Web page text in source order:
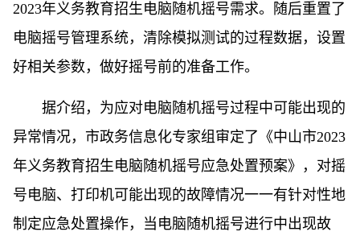
2023年义务教育招生电脑随机摇号需求。随后重置了
电脑摇号管理系统，清除模拟测试的过程数据，设置
好相关参数，做好摇号前的准备工作。
据介绍，为应对电脑随机摇号过程中可能出现的
异常情况，市政务信息化专家组审定了《中山市2023
年义务教育招生电脑随机摇号应急处置预案》，对摇
号电脑、打印机可能出现的故障情况一一有针对性地
制定应急处置操作，当电脑随机摇号进行中出现故